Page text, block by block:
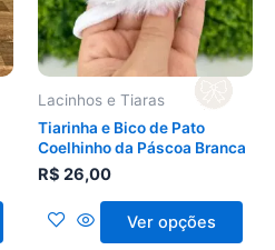
Lacinhos e Tiaras
Tiarinha e Bico de Pato
Coelhinho da Páscoa Branca
R$ 26,00
Ver opções
As
opções
podem
na
página
produto